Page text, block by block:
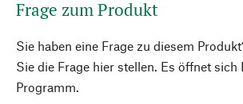
Frage zum Produkt
Sie haben eine Frage zu diesem
Sie die Frage hier stellen. Es öffnet sich
Programm.